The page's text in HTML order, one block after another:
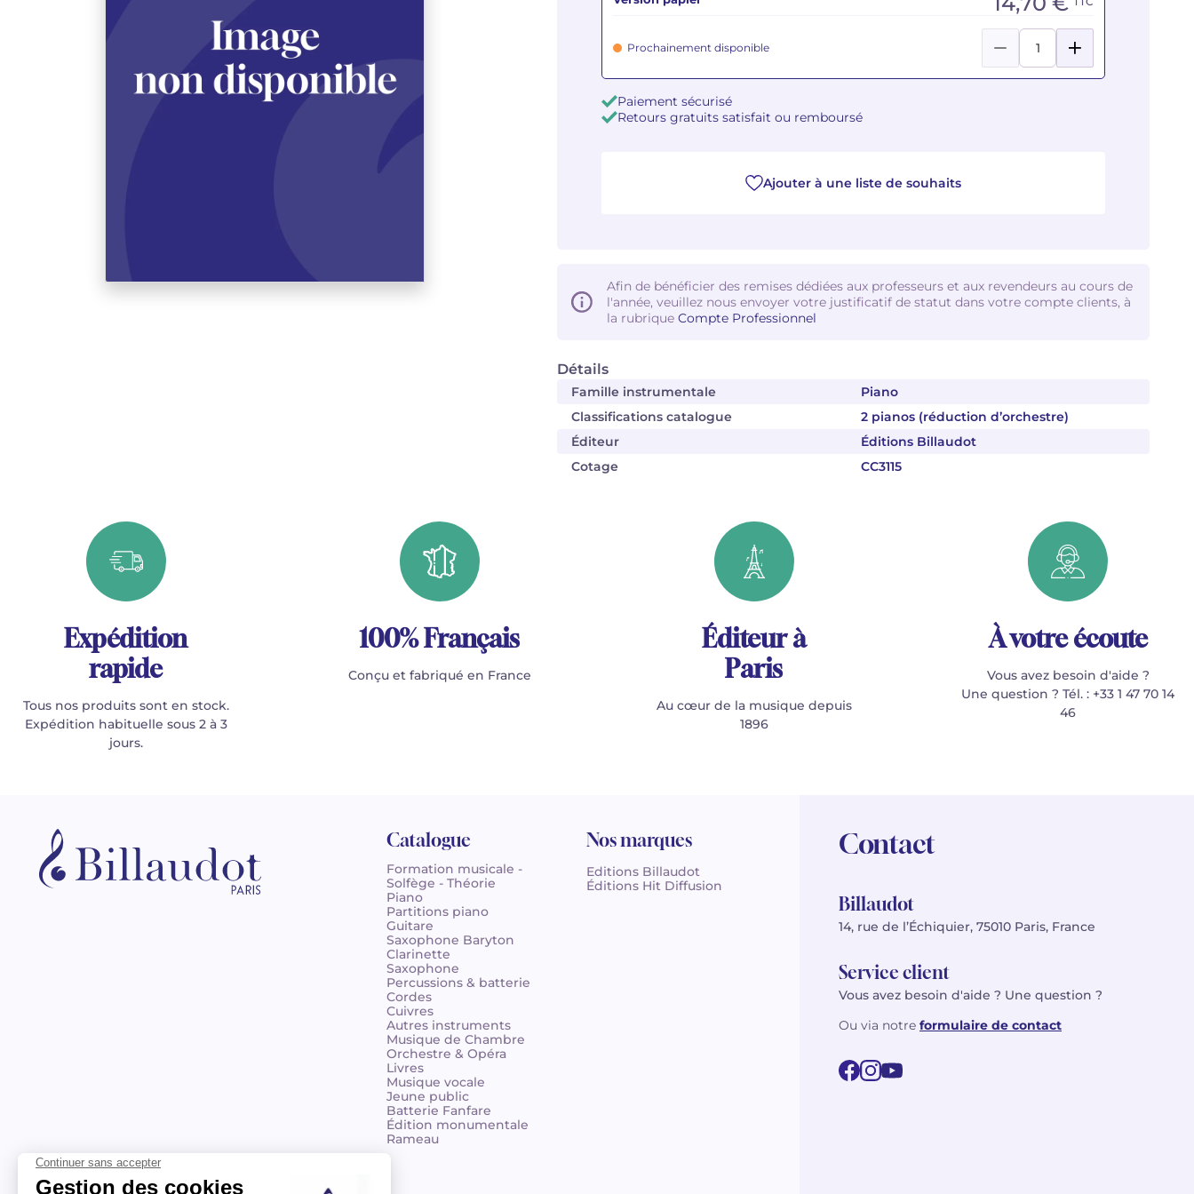
Détails
Famille instrumentale
Piano
Classifications catalogue
2 pianos (réduction d’orchestre)
Éditeur
Éditions Billaudot
Cotage
CC3115
Prochainement disponible
Paiement sécurisé
Retours gratuits satisfait ou remboursé
Ajouter à une liste de souhaits
Afin de bénéficier des remises dédiées aux professeurs et aux revendeurs au cours de
l'année, veuillez nous envoyer votre justificatif de statut dans votre compte clients, à
la rubrique Compte Professionnel
Expédition
rapide
Tous nos produits sont en stock.
Expédition habituelle sous 2 à 3
jours.
100% Français
Conçu et fabriqué en France
Éditeur à
Paris
Au cœur de la musique depuis
1896
À votre écoute
Vous avez besoin d'aide ?
Une question ? Tél. : +33 1 47 70 14
46
Catalogue
Formation musicale -
Solfège - Théorie
Piano
Partitions piano
Guitare
Saxophone Baryton
Clarinette
Saxophone
Percussions & batterie
Cordes
Cuivres
Autres instruments
Musique de Chambre
Orchestre & Opéra
Livres
Musique vocale
Jeune public
Batterie Fanfare
Édition monumentale
Rameau
Nos marques
Editions Billaudot
Éditions Hit Diffusion
Contact
Billaudot
14, rue de l’Échiquier, 75010 Paris, France
Service client
Vous avez besoin d'aide ? Une question ?
Ou via notre formulaire de contact